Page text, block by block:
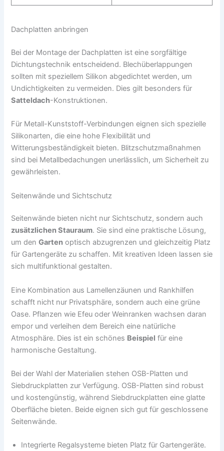
Dachplatten anbringen
Bei der Montage der Dachplatten ist eine sorgfältige
Dichtungstechnik entscheidend. Blechüberlappungen
sollten mit speziellem Silikon abgedichtet werden, um
Undichtigkeiten zu vermeiden. Dies gilt besonders für
Satteldach-Konstruktionen.
Für Metall-Kunststoff-Verbindungen eignen sich spezielle
Silikonarten, die eine hohe Flexibilität und
Witterungsbeständigkeit bieten. Blitzschutzmaßnahmen
sind bei Metallbedachungen unerlässlich, um Sicherheit zu
gewährleisten.
Seitenwände und Sichtschutz
Seitenwände bieten nicht nur Sichtschutz, sondern auch
zusätzlichen Stauraum. Sie sind eine praktische Lösung,
um denGarten optisch abzugrenzen und gleichzeitig Platz
für Gartengeräte zu schaffen. Mit kreativen Ideen lassen sie
sich multifunktional gestalten.
Eine Kombination aus Lamellenzäunen und Rankhilfen
schafft nicht nur Privatsphäre, sondern auch eine grüne
Oase. Pflanzen wie Efeu oder Weinranken wachsen daran
empor und verleihen dem Bereich eine natürliche
Atmosphäre. Dies ist ein schönes Beispiel für eine
harmonische Gestaltung.
Bei der Wahl der Materialien stehen OSB-Platten und
Siebdruckplatten zur Verfügung. OSB-Platten sind robust
und kostengünstig, während Siebdruckplatten eine glatte
Oberfläche bieten. Beide eignen sich gut für geschlossene
Seitenwände.
Integrierte Regalsysteme bieten Platz für Gartengeräte.